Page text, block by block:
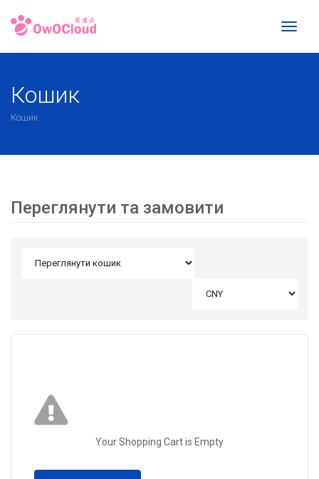
Toggle
Кошик
Кошик
Переглянути та замовити
Your Shopping Cart is Empty